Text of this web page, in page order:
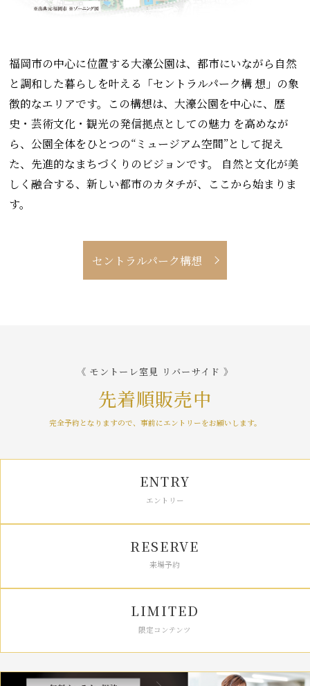
福岡市の中心に位置する大濠公園は、都市にいながら自然
と調和した暮らしを叶える「セントラルパーク構 想」の象
徴的なエリアです。この構想は、大濠公園を中心に、歴
史・芸術文化・観光の発信拠点としての魅力 を高めなが
ら、公園全体をひとつの“ミュージアム空間”として捉え
た、先進的なまちづくりのビジョンです。 自然と文化が美
しく融合する、新しい都市のカタチが、ここから始まりま
す。
セントラルパーク構想
《 モントーレ室見 リバーサイド 》
先着順販売中
完全予約となりますので、事前にエントリーをお願いします。
ENTRY
エントリー
RESERVE
来場予約
LIMITED
限定コンテンツ